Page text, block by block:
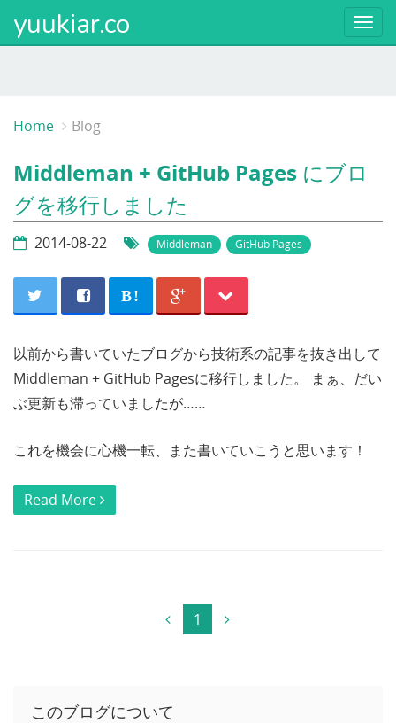
yuukiar.co
Home Blog
Middleman + GitHub Pages にブロ
グを移行しました
2014-08-22 Middleman GitHub Pages
B!
以前から書いていたブログから技術系の記事を抜き出して
Middleman + GitHub Pagesに移行しました。 まぁ、だい
ぶ更新も滞っていましたが……
これを機会に心機一転、また書いていこうと思います！
Read More
1
このブログについて